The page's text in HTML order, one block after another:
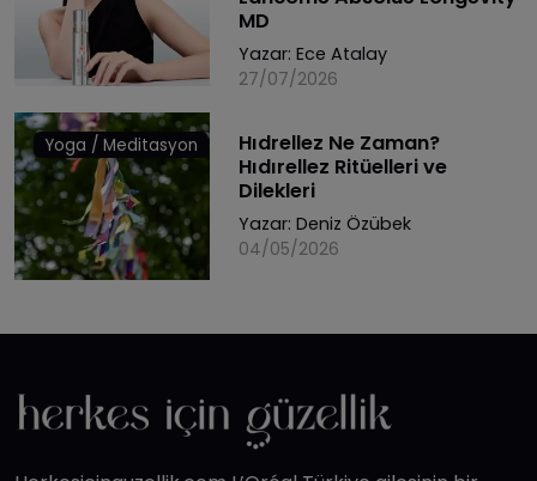
MD
Yazar: Ece Atalay
27/07/2026
Yoga / Meditasyon
Hıdrellez Ne Zaman?
Hıdırellez Ritüelleri ve
Dilekleri
Yazar: Deniz Özübek
04/05/2026